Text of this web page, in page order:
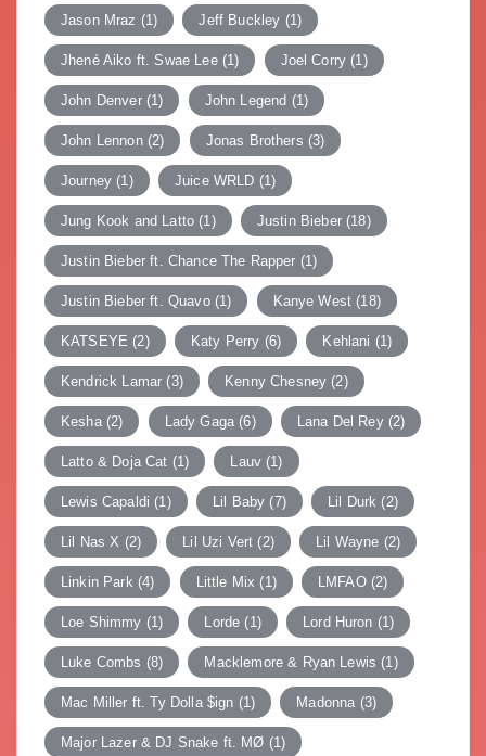
Jason Mraz (1) Jeff Buckley (1)
Jhené Aiko ft. Swae Lee(1) Joel Corry (1)
John Denver(1) John Legend (1)
John Lennon(2) Jonas Brothers (3)
Journey (1) Juice WRLD (1)
Jung Kook and Latto (1) Justin Bieber(18)
Justin Bieber ft. Chance The Rapper (1)
Justin Bieber ft. Quavo(1) Kanye West (18)
KATSEYE (2) Katy Perry (6) Kehlani (1)
Kendrick Lamar (3) Kenny Chesney (2)
Kesha(2) Lady Gaga (6) Lana Del Rey(2)
Latto & Doja Cat (1) Lauv (1)
Lewis Capaldi (1) Lil Baby (7) Lil Durk (2)
Lil Nas X (2) Lil Uzi Vert (2) Lil Wayne (2)
Linkin Park (4) Little Mix (1) LMFAO(2)
Loe Shimmy (1) Lorde (1) Lord Huron (1)
Luke Combs (8) Macklemore & Ryan Lewis (1)
Mac Miller ft. Ty Dolla $ign (1) Madonna (3)
Major Lazer & DJ Snake ft. MØ (1)